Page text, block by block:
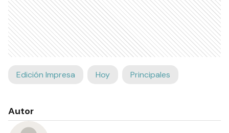
Edición Impresa Hoy Principales
Autor